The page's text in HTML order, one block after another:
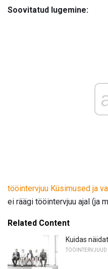
Soovitatud lugemine:
tööintervjuu Küsimused ja
ei räägi tööintervjuu ajal (ja
Related Content
Kuidas
TÖÖINTERVJUUD